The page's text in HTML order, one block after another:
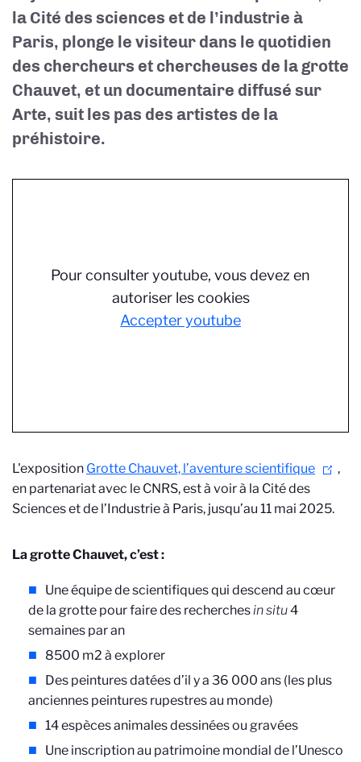
la Cité des sciences et de l’industrie à
Paris, plonge le visiteur dans le quotidien
des chercheurs et chercheuses de la grotte
Chauvet, et un documentaire diffusé sur
Arte, suit les pas des artistes de la
préhistoire.
Pour consulter youtube, vous devez en
autoriser les cookies
Accepter youtube
L'exposition Grotte Chauvet, l’aventure scientifique
,
en partenariat avec le CNRS, est à voir à la Cité des
Sciences et de l’Industrie à Paris, jusqu’au 11 mai 2025.
La grotte Chauvet, c’est :
Une équipe de scientifiques qui descend au cœur
de la grotte pour faire des recherchesin situ4
semaines par an
8500 m2 à explorer
Des peintures datées d’il y a 36 000 ans (les plus
anciennes peintures rupestres au monde)
14 espèces animales dessinées ou gravées
Une inscription au patrimoine mondial de l’Unesco